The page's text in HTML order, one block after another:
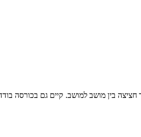
בין מושב למושב. קיים גם בכורסה